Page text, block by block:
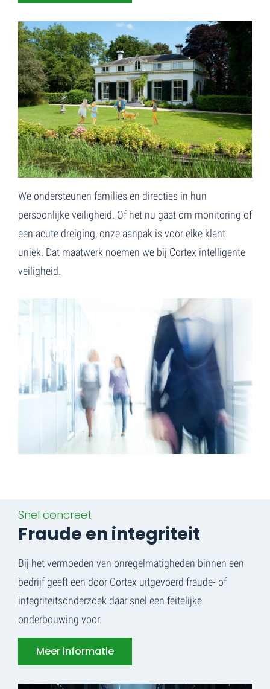
We ondersteunen families en directies in hun
persoonlijke veiligheid. Of het nu gaat om monitoring of
een acute dreiging, onze aanpak is voor elke klant
uniek. Dat maatwerk noemen we bij Cortex intelligente
veiligheid.
Snel concreet
Fraude en integriteit
Bij het vermoeden van onregelmatigheden binnen een
bedrijf geeft een door Cortex uitgevoerd fraude- of
integriteitsonderzoek daar snel een feitelijke
onderbouwing voor.
Meer informatie